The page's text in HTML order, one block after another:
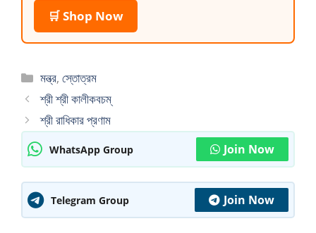
🛒 Shop Now
Categories
মন্ত্র,স্তোত্রম
শ্রী শ্রী কালীকবচম্
শ্রী রাধিকার প্রণাম
WhatsApp Group Join Now
Telegram Group Join Now